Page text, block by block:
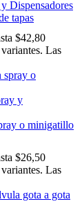
Dispensadores
tapas
$42,80
Las
y
o minigatillo
$26,50
Las